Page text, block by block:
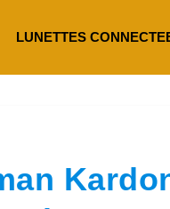
LUNETTES